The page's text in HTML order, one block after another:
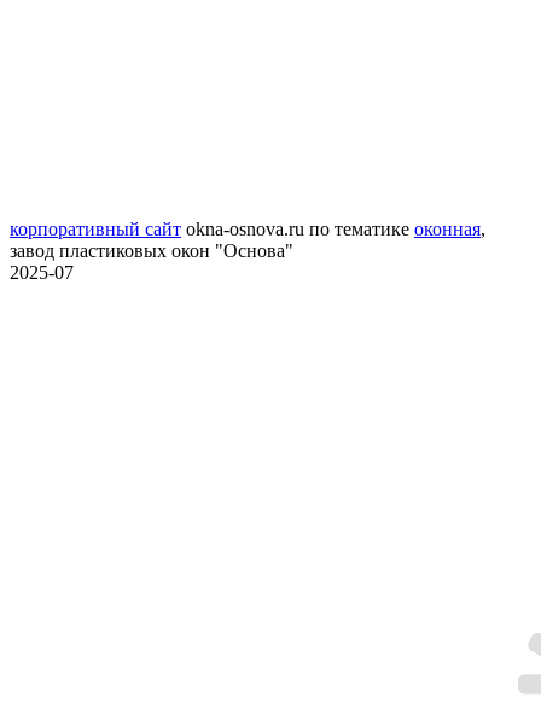
корпоративный сайт okna-osnova.ru по тематике оконная,
завод пластиковых окон "Основа"
2025-07